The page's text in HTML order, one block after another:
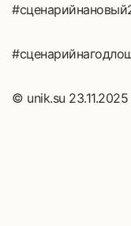
© unik.su 23.11.2025